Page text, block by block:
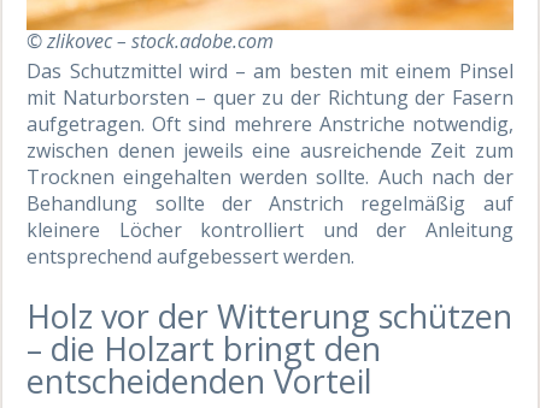
© zlikovec – stock.adobe.com
Das Schutzmittel wird – am besten mit einem Pinsel
mit Naturborsten – quer zu der Richtung der Fasern
aufgetragen. Oft sind mehrere Anstriche notwendig,
zwischen denen jeweils eine ausreichende Zeit zum
Trocknen eingehalten werden sollte. Auch nach der
Behandlung sollte der Anstrich regelmäßig auf
kleinere Löcher kontrolliert und der Anleitung
entsprechend aufgebessert werden.
Holz vor der Witterung schützen
– die Holzart bringt den
entscheidenden Vorteil